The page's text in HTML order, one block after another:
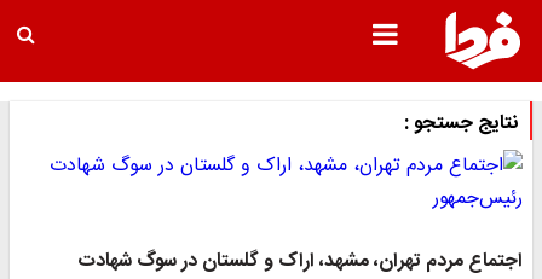
نتایج جستجو :
اجتماع مردم تهران، مشهد، اراک و گلستان در سوگ شهادت